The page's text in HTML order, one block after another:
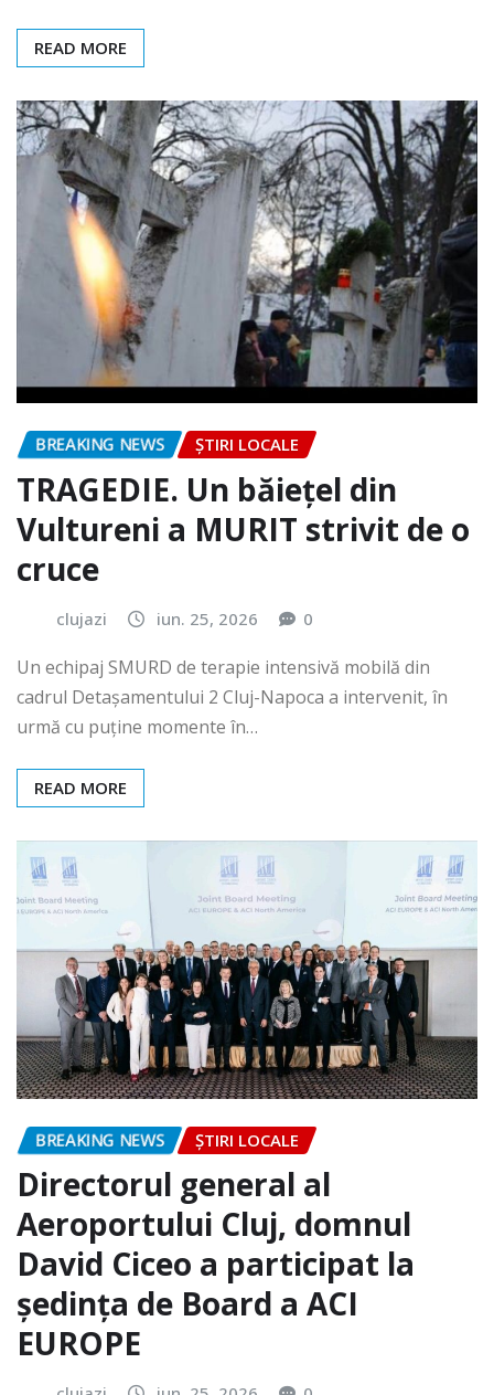
READ MORE
BREAKING NEWS ȘTIRI LOCALE
TRAGEDIE. Un băiețel din
Vultureni a MURIT strivit de o
cruce
clujazi iun. 25, 2026 0
Un echipaj SMURD de terapie intensivă mobilă din
cadrul Detașamentului 2 Cluj-Napoca a intervenit, în
urmă cu puține momente în…
READ MORE
BREAKING NEWS ȘTIRI LOCALE
Directorul general al
Aeroportului Cluj, domnul
David Ciceo a participat la
ședința de Board a ACI
EUROPE